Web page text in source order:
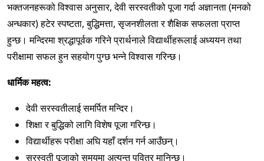
भक्तजनहरूको विश्वास अनुसार, देवी सरस्वतीको पूजा गर्दा अज्ञानता (मनको
अन्धकार) हटेर स्पष्टता, बुद्धिमत्ता, सृजनशीलता र शैक्षिक सफलता प्राप्त
हुन्छ। मन्दिरमा श्रद्धापूर्वक गरिने प्रार्थनाले विद्यार्थीहरूलाई अध्ययन तथा
परीक्षामा सफल हुन सहयोग पुग्छ भन्ने विश्वास गरिन्छ।
धार्मिक महत्व:
देवी सरस्वतीलाई समर्पित मन्दिर।
शिक्षा र बुद्धिको लागि विशेष पूजा गरिन्छ।
विद्यार्थीहरू परीक्षा अघि यहाँ दर्शन गर्न आउँछन्।
सरस्वती पूजाको समयमा अत्यन्त पवित्र मानिन्छ।